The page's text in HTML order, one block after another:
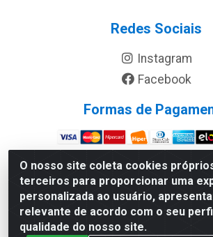
O nosso site coleta cookies
terceiros para proporcionar uma
personalizada ao usuário,
relevante de acordo com o seu
qualidade do nosso site.
Redes Sociais
Instagram
Facebook
Formas de
Site Seguro